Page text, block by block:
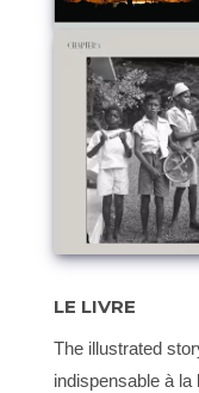
LE LIVRE
The illustrated
indispensable à la